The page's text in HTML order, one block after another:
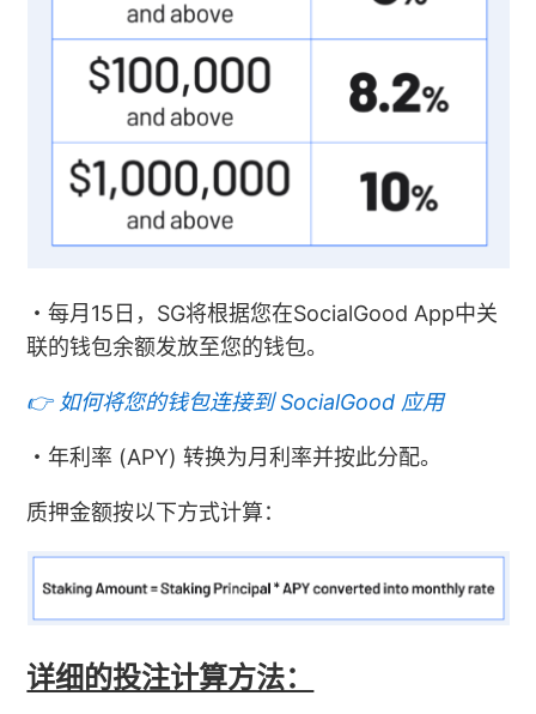
・每月15日，SG将根据您在SocialGood App中关
联的钱包余额发放至您的钱包。
👉 如何将您的钱包连接到 SocialGood 应用
・年利率 (APY) 转换为月利率并按此分配。
质押金额按以下方式计算：
详细的投注计算方法：